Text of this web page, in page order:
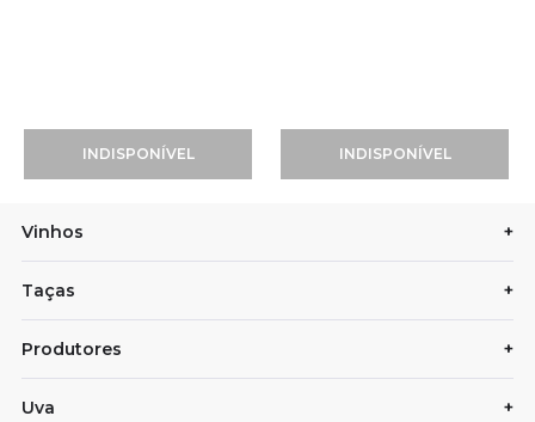
INDISPONÍVEL INDISPONÍVEL
Vinhos +
Taças +
Produtores +
Uva +